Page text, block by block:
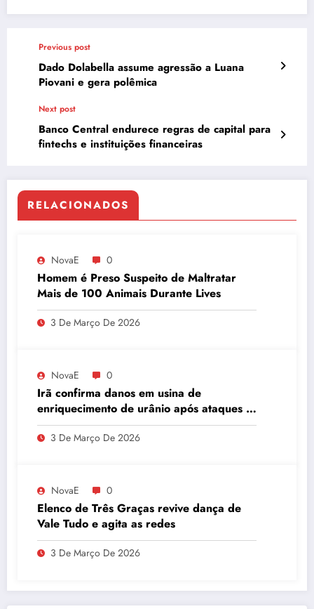
Previous post
Dado Dolabella assume agressão a Luana
Piovani e gera polêmica
Next post
Banco Central endurece regras de capital para
fintechs e instituições financeiras
RELACIONADOS
NovaE 0
Homem é Preso Suspeito de Maltratar
Mais de 100 Animais Durante Lives
3 De Março De 2026
NovaE 0
Irã confirma danos em usina de
enriquecimento de urânio após ataques e
embaixador evita detalhes sobre
quantidade de urânio enriquecido
3 De Março De 2026
NovaE 0
Elenco de Três Graças revive dança de
Vale Tudo e agita as redes
3 De Março De 2026